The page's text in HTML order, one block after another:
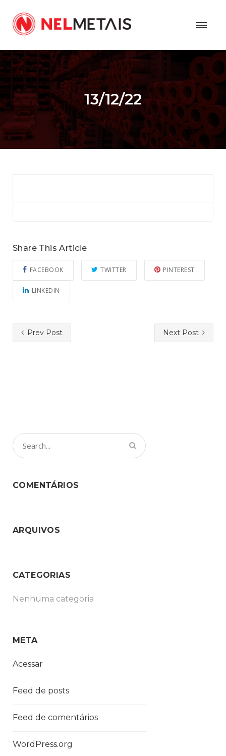
13/12/22
Share This Article
FACEBOOK TWITTER PINTEREST
LINKEDIN
Prev Post Next Post
COMENTÁRIOS
ARQUIVOS
CATEGORIAS
Nenhuma categoria
META
Acessar
Feed de posts
Feed de comentários
WordPress.org